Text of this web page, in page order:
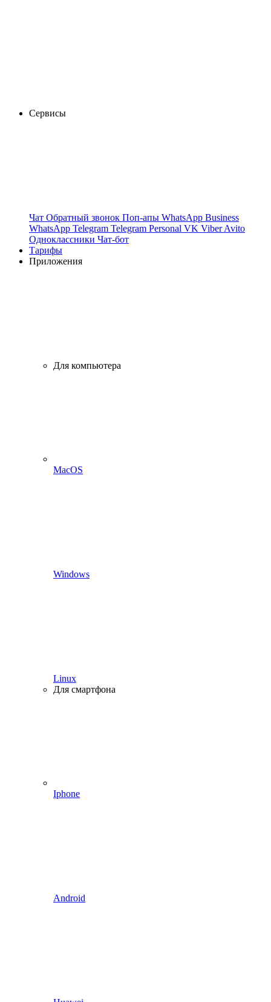
Сервисы
Чат Обратный звонок Поп-апы WhatsApp Business
WhatsApp Telegram Telegram Personal VK ViberAvito
Одноклассники Чат-бот
Тарифы
Приложения
Для компьютера
MacOS
Windows
Linux
Для смартфона
Iphone
Android